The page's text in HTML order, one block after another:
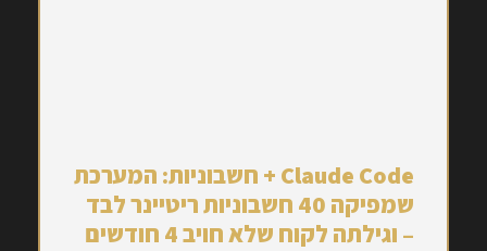
Claude Code + חשבוניות: המערכת
שמפיקה 40 חשבוניות ריטיינר לבד
– וגילתה לקוח שלא חויב 4 חודשים